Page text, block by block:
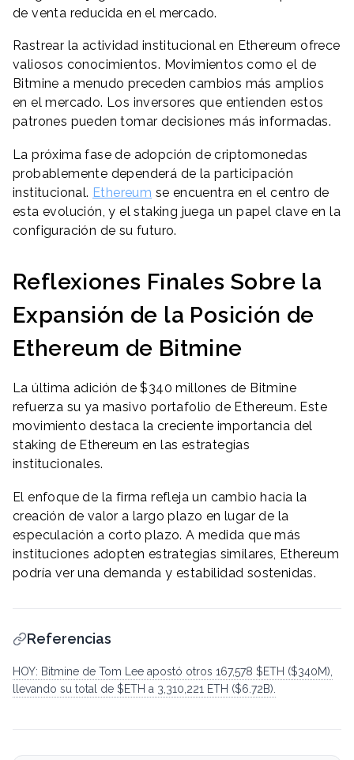
de venta reducida en el mercado.
Rastrear la actividad institucional en Ethereum ofrece
valiosos conocimientos. Movimientos como el de
Bitmine a menudo preceden cambios más amplios
en el mercado. Los inversores que entienden estos
patrones pueden tomar decisiones más informadas.
La próxima fase de adopción de criptomonedas
probablemente dependerá de la participación
institucional. Ethereum se encuentra en el centro de
esta evolución, y el staking juega un papel clave en la
configuración de su futuro.
Reflexiones Finales Sobre la
Expansión de la Posición de
Ethereum de Bitmine
La última adición de $340 millones de Bitmine
refuerza su ya masivo portafolio de Ethereum. Este
movimiento destaca la creciente importancia del
staking de Ethereum en las estrategias
institucionales.
El enfoque de la firma refleja un cambio hacia la
creación de valor a largo plazo en lugar de la
especulación a corto plazo. A medida que más
instituciones adopten estrategias similares, Ethereum
podría ver una demanda y estabilidad sostenidas.
Referencias
HOY: Bitmine de Tom Lee apostó otros 167,578 $ETH ($340M),
llevando su total de $ETH a 3,310,221 ETH ($6.72B).